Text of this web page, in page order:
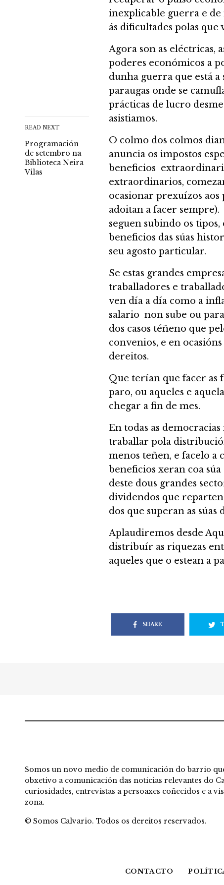
READ NEXT
Programación
de setembro na
Biblioteca Neira
Vilas
inexplicable guerra e de
ás dificultades polas que
Agora son as eléctricas,
poderes económicos a
dunha guerra que está
paraugas onde se
prácticas de lucro
asistiamos.
O colmo dos colmos
anuncia os impostos
beneficios
extraordinarios,
ocasionar prexuízos
adoitan a facer
seguen subindo os
beneficios das súas
seu agosto particular.
Se estas grandes
traballadores e
ven día a día como a
salario non sube ou
dos casos téñeno que
convenios, e en
dereitos.
Que terían que facer as
paro, ou aqueles e
chegar a fin de mes.
En todas as
traballar pola
menos teñen, e facelo a
beneficios xeran coa
deste dous grandes
dividendos que
dos que superan as
Aplaudiremos desde
distribuír as riquezas
aqueles que o estean a
SHARE
Somos un novo medio de comunicación do barrio
obxetivo a comunicación das noticias relevantes do
curiosidades, entrevistas a persoaxes coñecidos e a
zona.
© Somos Calvario. Todos os dereitos reservados.
CONTACTO